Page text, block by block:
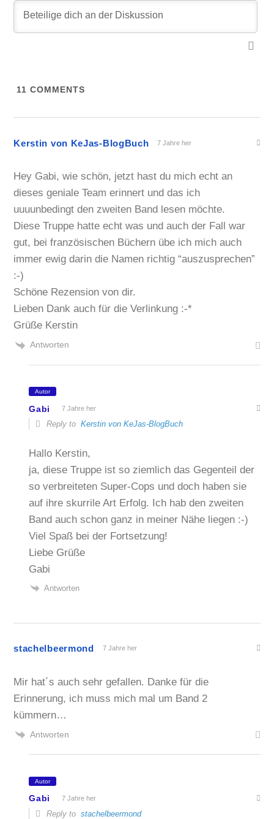
11 COMMENTS
Kerstin von KeJas-BlogBuch 7 Jahre her
Hey Gabi, wie schön, jetzt hast du mich echt an
dieses geniale Team erinnert und das ich
uuuunbedingt den zweiten Band lesen möchte.
Diese Truppe hatte echt was und auch der Fall war
gut, bei französischen Büchern übe ich mich auch
immer ewig darin die Namen richtig “auszusprechen”
:-)
Schöne Rezension von dir.
Lieben Dank auch für die Verlinkung :-*
Grüße Kerstin
Antworten
Autor
Gabi 7 Jahre her
Reply toKerstin von KeJas-BlogBuch
Hallo Kerstin,
ja, diese Truppe ist so ziemlich das Gegenteil der
so verbreiteten Super-Cops und doch haben sie
auf ihre skurrile Art Erfolg. Ich hab den zweiten
Band auch schon ganz in meiner Nähe liegen :-)
Viel Spaß bei der Fortsetzung!
Liebe Grüße
Gabi
Antworten
stachelbeermond 7 Jahre her
Mir hat´s auch sehr gefallen. Danke für die
Erinnerung, ich muss mich mal um Band 2
kümmern…
Antworten
Autor
Gabi 7 Jahre her
Reply tostachelbeermond